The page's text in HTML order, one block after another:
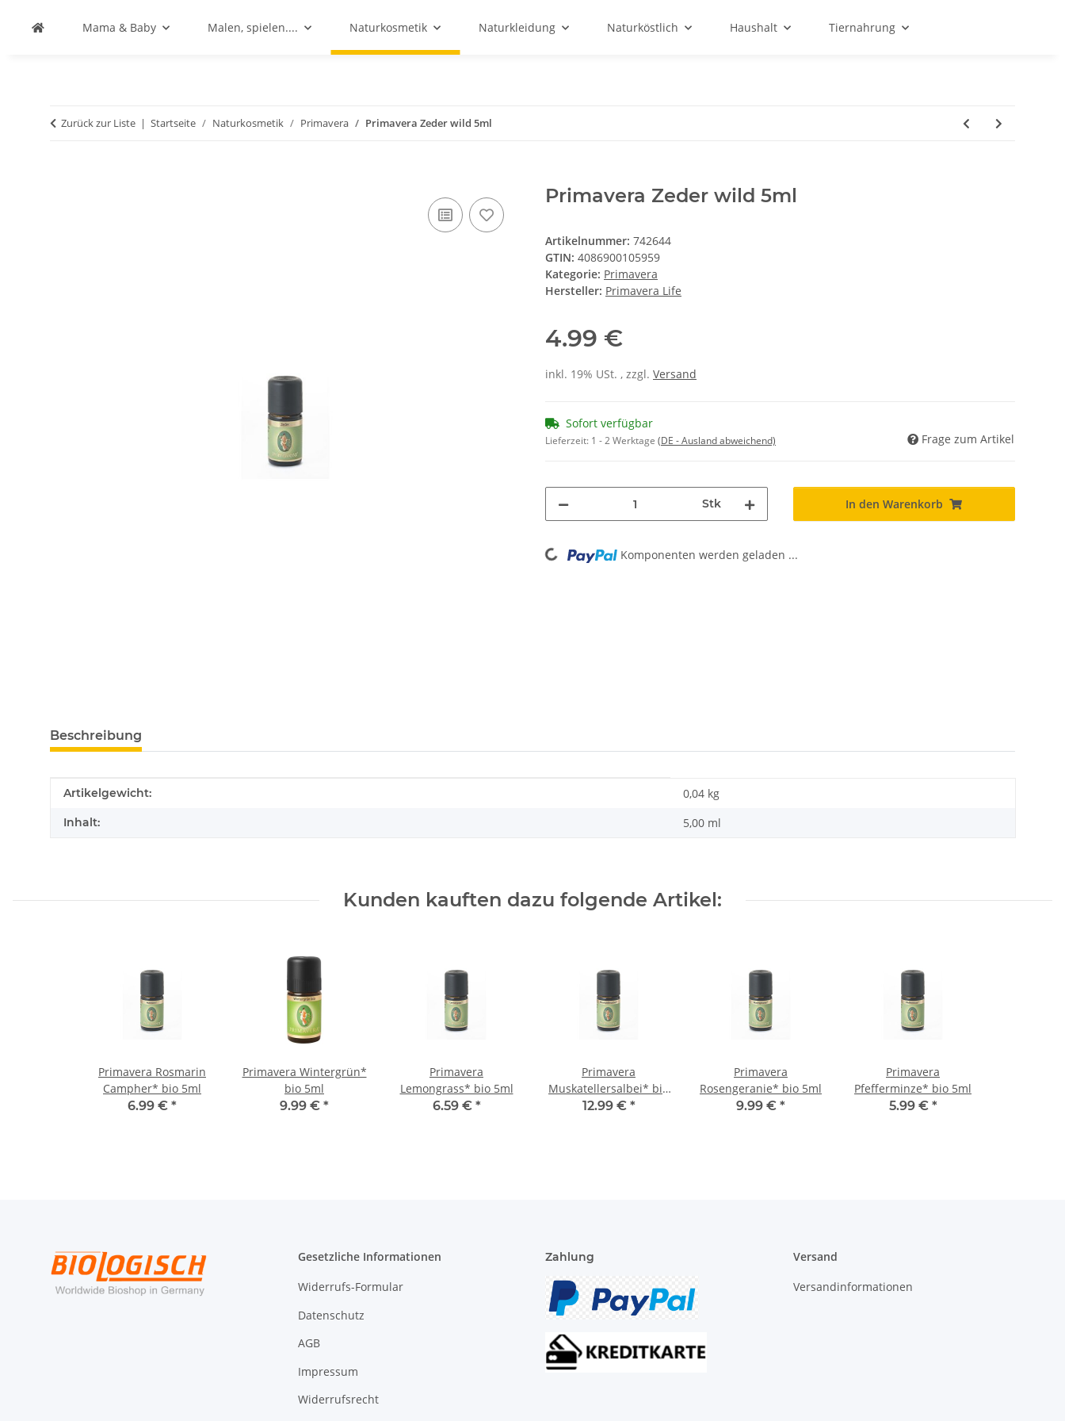
Mama & Baby Malen, spielen.... Naturkosmetik Naturkleidung Naturköstlich Haushalt Tiernahrung
Zurück zur Liste Startseite Naturkosmetik Primavera Primavera Zeder wild 5ml
Primavera Zeder wild 5ml
Artikelnummer: 742644
GTIN: 4086900105959
Kategorie: Primavera
Hersteller: Primavera Life
4.99 €
inkl. 19% USt. , zzgl. Versand
Sofort verfügbar
Lieferzeit: 1 - 2 Werktage (DE - Ausland abweichend) Frage zum Artikel
Stk In den Warenkorb
Loading... Komponenten werden geladen ...
Beschreibung
Produkteigenschaft
Wert
Artikelgewicht: 0,04 kg
Inhalt: 5,00 ml
Kunden kauften dazu folgende Artikel:
Primavera Rosmarin
Campher* bio 5ml
6.99 € *
Primavera Wintergrün*
bio 5ml
9.99 € *
Primavera
Lemongrass* bio 5ml
6.59 € *
Primavera
Muskatellersalbei* bio
5ml
12.99 € *
Primavera
Rosengeranie* bio 5ml
9.99 € *
Primavera
Pfefferminze* bio 5ml
5.99 € *
Gesetzliche Informationen
Widerrufs-Formular
Datenschutz
AGB
Impressum
Widerrufsrecht
Zahlung Versand
Versandinformationen